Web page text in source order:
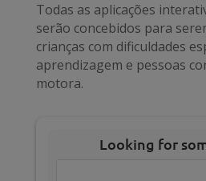
Todas as aplicações
serão concebidos para
crianças com dificuldades
aprendizagem e pessoas
motora.
Looking for